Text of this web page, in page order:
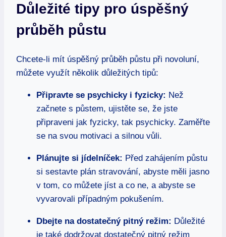
Důležité tipy pro úspěšný
průběh půstu
Chcete-li mít úspěšný průběh půstu při novoluní,
můžete využít několik důležitých tipů:
Připravte se psychicky i fyzicky: Než
začnete s půstem, ujistěte se, že jste
připraveni jak fyzicky, tak psychicky. Zaměřte
se na svou motivaci a silnou vůli.
Plánujte si jídelníček: Před zahájením půstu
si sestavte plán stravování, abyste měli jasno
v tom, co můžete jíst a co ne, a abyste se
vyvarovali případným pokušením.
Dbejte na dostatečný pitný režim: Důležité
je také dodržovat dostatečný pitný režim